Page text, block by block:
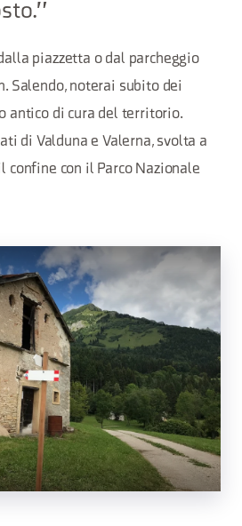
piazzetta o dal parcheggio
Salendo, noterai subito dei
antico di cura del territorio.
di Valduna e Valerna, svolta a
confine con il Parco Nazionale